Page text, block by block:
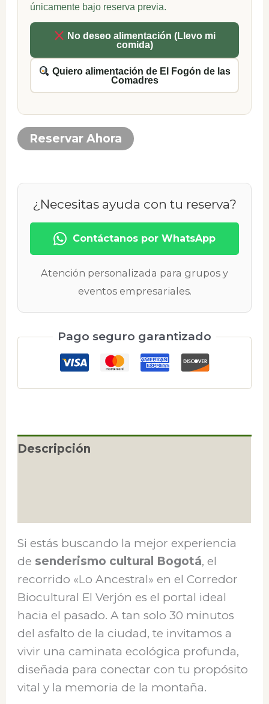
únicamente bajo reserva previa.
No deseo alimentación (Llevo mi
comida)
Quiero alimentación de El Fogón de las
Comadres
Reservar Ahora
¿Necesitas ayuda con tu reserva?
Contáctanos por WhatsApp
Atención personalizada para grupos y
eventos empresariales.
Pago seguro garantizado
Descripción
Si estás buscando la mejor experiencia
de senderismo cultural Bogotá, el
recorrido «Lo Ancestral» en el Corredor
Biocultural El Verjón es el portal ideal
hacia el pasado. A tan solo 30 minutos
del asfalto de la ciudad, te invitamos a
vivir una caminata ecológica profunda,
diseñada para conectar con tu propósito
vital y la memoria de la montaña.